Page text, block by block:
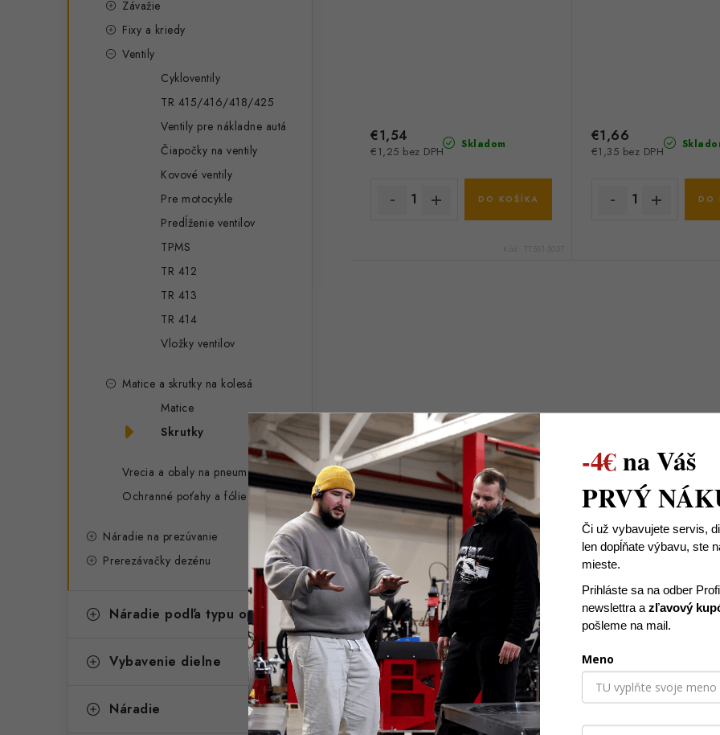
Závažie
Fixy a kriedy
Ventily
Cykloventily
TR 415/416/418/425
Ventily pre nákladne autá
Čiapočky na ventily
Kovové ventily
Pre motocykle
Predĺženie ventilov
TPMS
TR 412
TR 413
TR 414
Vložky ventilov
Matice a skrutky na kolesá
Matice
Skrutky
Vrecia a obaly na pneumatiky
Ochranné poťahy a fólie do auta
Náradie na prezúvanie
Prerezávačky dezénu
Náradie podľa typu opravy
Vybavenie dielne
Náradie
Skladom
€1,25 bez DPH
€1,54
DO KOŠÍKA
€1,35 bez DPH
€1,66
DO
Skrutky M12x1,5, závit
24mm, guľové, K 17
Skrutky M12x1,5,
24mm, kužeľové
-4€na Váš
PRVÝ
Či už vybavujete servis,
len dopĺňate výbavu, ste
mieste.
Prihláste sa na odber
newslettra a zľavový
pošleme na mail.
Meno